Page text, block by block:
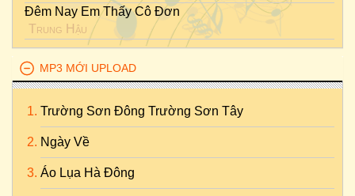
Đêm Nay Em Thấy Cô Đơn
Trung Hậu
MP3 MỚI UPLOAD
Trường Sơn Đông Trường Sơn Tây
Ngày Về
Áo Lụa Hà Đông